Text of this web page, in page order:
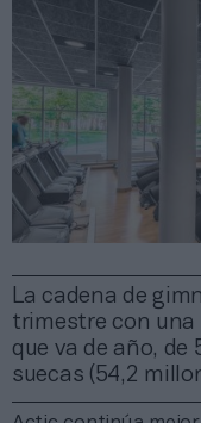
La cadena de
trimestre con
que va de año, de
suecas (54,2